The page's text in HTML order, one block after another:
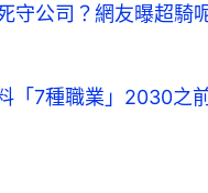
守公司？網友曝超騎
「7種職業」2030之